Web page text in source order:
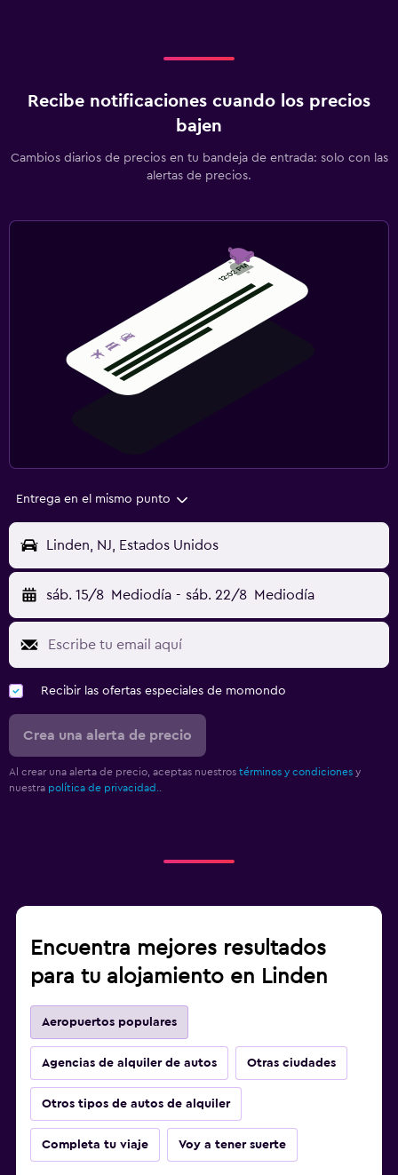
Recibe notificaciones cuando los precios
bajen
Cambios diarios de precios en tu bandeja de entrada: solo con las
alertas de precios.
Entrega en el mismo punto
Linden, NJ, Estados Unidos
sáb. 15/8 Mediodía - sáb. 22/8 Mediodía
Recibir las ofertas especiales de momondo
Crea una alerta de precio
Al crear una alerta de precio, aceptas nuestros términos y condiciones y
nuestra política de privacidad..
Encuentra mejores resultados
para tu alojamiento en Linden
Aeropuertos populares
Agencias de alquiler de autos Otras ciudades
Otros tipos de autos de alquiler
Completa tu viaje Voy a tener suerte